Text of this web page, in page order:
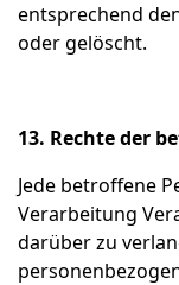
entsprechend
oder gelöscht.
13. Rechte der
Jede betroffene
Verarbeitung
darüber zu